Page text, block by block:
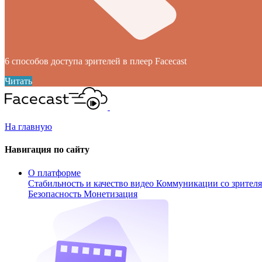
6 способов доступа зрителей в плеер Facecast
Читать
На главную
Навигация по сайту
О платформе
Стабильность и качество видео Коммуникации со
Безопасность Монетизация